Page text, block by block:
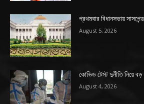
প্রথমবার বিধানসভায়
August 5, 2026
কোভিড টেস্ট দুর্নীতি নিয়ে
August 4, 2026